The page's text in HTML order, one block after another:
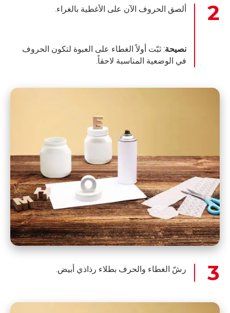
ألصق الحروف الآن على الأغطية بالغراء.
نصيحة: ثبّت أولاً الغطاء على العبوة لتكون الحروف
في الوضعية المناسبة لاحقاً.
رشّ الغطاء والحرف بطلاء رذاذي أبيض.